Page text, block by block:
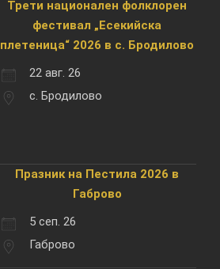
Трети национален фолклорен
фестивал „Есекийска
плетеница“ 2026 в с. Бродилово
22 авг. 26
с. Бродилово
Празник на Пестила 2026 в
Габрово
5 сеп. 26
Габрово